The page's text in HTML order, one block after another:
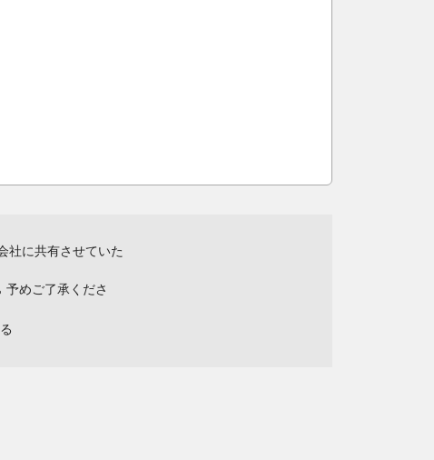
社に共有させていた
予めご了承くださ